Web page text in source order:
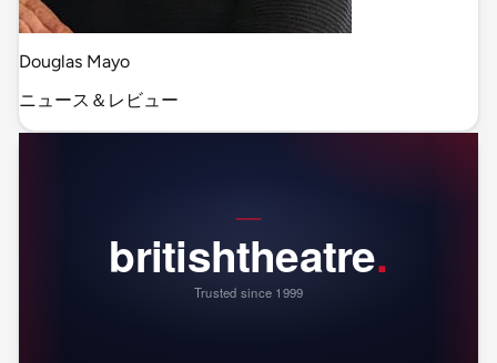
Douglas Mayo
ニュース＆レビュー